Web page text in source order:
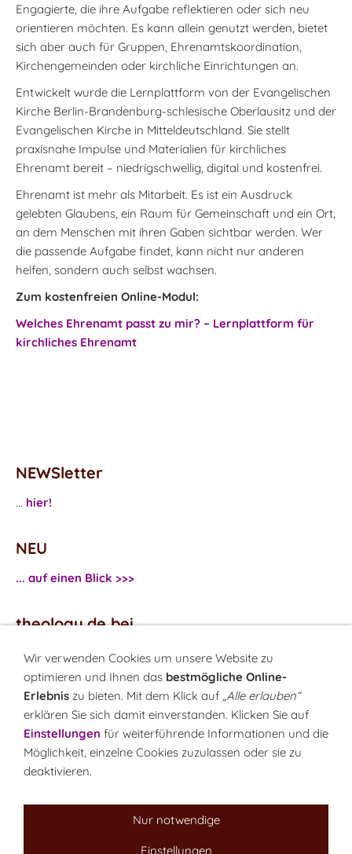
Engagierte, die ihre Aufgabe reflektieren oder sich neu
orientieren möchten. Es kann allein genutzt werden, bietet
sich aber auch für Gruppen, Ehrenamtskoordination,
Kirchengemeinden oder kirchliche Einrichtungen an.
Entwickelt wurde die Lernplattform von der Evangelischen
Kirche Berlin-Brandenburg-schlesische Oberlausitz und der
Evangelischen Kirche in Mitteldeutschland. Sie stellt
praxisnahe Impulse und Materialien für kirchliches
Ehrenamt bereit – niedrigschwellig, digital und kostenfrei.
Ehrenamt ist mehr als Mitarbeit. Es ist ein Ausdruck
gelebten Glaubens, ein Raum für Gemeinschaft und ein Ort,
an dem Menschen mit ihren Gaben sichtbar werden. Wer
die passende Aufgabe findet, kann nicht nur anderen
helfen, sondern auch selbst wachsen.
Zum kostenfreien Online-Modul:
Welches Ehrenamt passt zu mir? – Lernplattform für
kirchliches Ehrenamt
NEWSletter
... hier!
NEU
... auf einen Blick >>>
theology.de bei
...Facebook
...Twitter
Monatsrätsel
Rätseln & Gewinnen!
Wir verwenden Cookies um unsere Website zu
optimieren und Ihnen das bestmögliche Online-
Erlebnis zu bieten. Mit dem Klick auf „Alle erlauben“
erklären Sie sich damit einverstanden. Klicken Sie auf
Einstellungen für weiterführende Informationen und die
Möglichkeit, einzelne Cookies zuzulassen oder sie zu
deaktivieren.
Nur notwendige
Einstellungen